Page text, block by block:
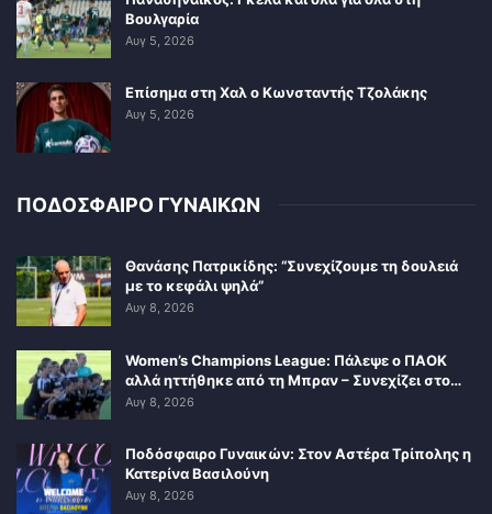
Βουλγαρία
Αυγ 5, 2026
Επίσημα στη Χαλ ο Κωνσταντής Τζολάκης
Αυγ 5, 2026
ΠΟΔΟΣΦΑΙΡΟ ΓΥΝΑΙΚΩΝ
Θανάσης Πατρικίδης: “Συνεχίζουμε τη δουλειά
με το κεφάλι ψηλά”
Αυγ 8, 2026
Women’s Champions League: Πάλεψε ο ΠΑΟΚ
αλλά ηττήθηκε από τη Μπραν – Συνεχίζει στο…
Αυγ 8, 2026
Ποδόσφαιρο Γυναικών: Στον Αστέρα Τρίπολης η
Κατερίνα Βασιλούνη
Αυγ 8, 2026